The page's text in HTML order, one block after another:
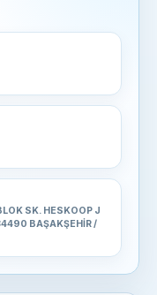
SK. HESKOOP J
BAŞAKŞEHİR /